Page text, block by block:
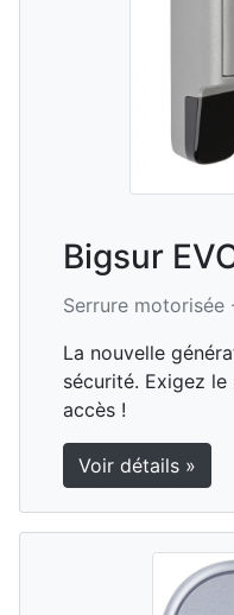
Bigsur
Serrure motorisée
La nouvelle
sécurité. Exigez
accès !
Voir détails »